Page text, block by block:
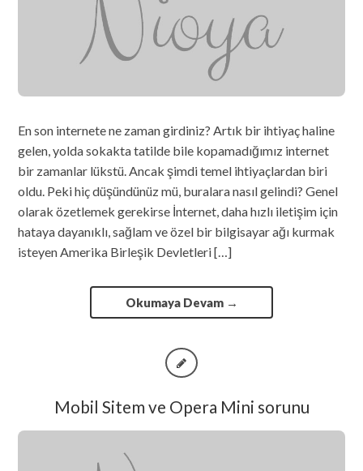
En son internete ne zaman girdiniz? Artık bir ihtiyaç haline
gelen, yolda sokakta tatilde bile kopamadığımız internet
bir zamanlar lükstü. Ancak şimdi temel ihtiyaçlardan biri
oldu. Peki hiç düşündünüz mü, buralara nasıl gelindi? Genel
olarak özetlemek gerekirse İnternet, daha hızlı iletişim için
hataya dayanıklı, sağlam ve özel bir bilgisayar ağı kurmak
isteyen Amerika Birleşik Devletleri […]
Okumaya Devam →
Mobil Sitem ve Opera Mini sorunu